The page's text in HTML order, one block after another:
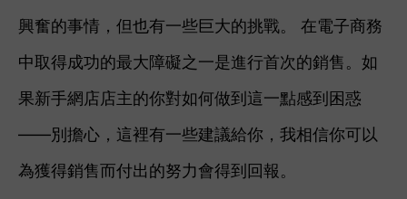
興奮的事情，但也有一些巨大的挑戰。 在電子商務
中取得成功的最大障礙之一是進行首次的銷售。 如
果新手網店店主的你對如何做到這一點感到困惑
——別擔心，這裡有一些建議給你，我相信你可以
為獲得銷售而付出的努力會得到回報。